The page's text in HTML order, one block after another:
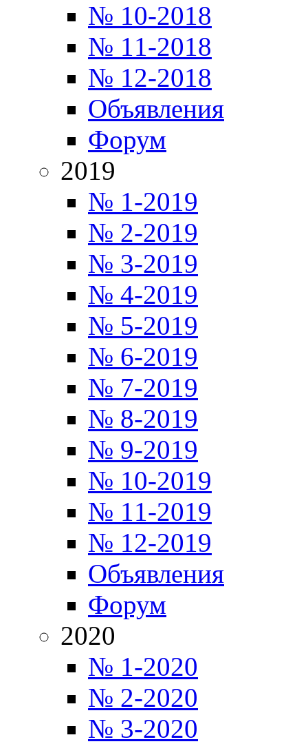
№ 10-2018
№ 11-2018
№ 12-2018
Объявления
Форум
2019
№ 1-2019
№ 2-2019
№ 3-2019
№ 4-2019
№ 5-2019
№ 6-2019
№ 7-2019
№ 8-2019
№ 9-2019
№ 10-2019
№ 11-2019
№ 12-2019
Объявления
Форум
2020
№ 1-2020
№ 2-2020
№ 3-2020